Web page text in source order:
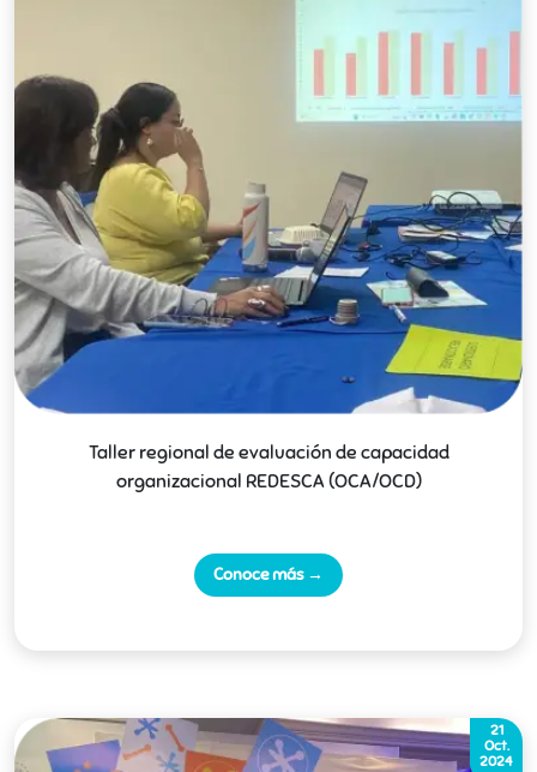
Taller regional de evaluación de capacidad
organizacional REDESCA (OCA/OCD)
Conoce más →
21
Oct.
2024